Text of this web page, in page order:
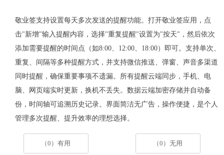
敬业签支持设置每天多次发送的提醒功能。打开敬业签应用，点
击"新增"输入提醒内容，选择"重复提醒"设置为"按天" ，然后依次
添加需要提醒的时间点（如8:00、 12:00、 18:00）即可。支持单次、
重复、间隔等多种提醒方式，并支持微信推送、弹窗、声音多渠道
同时提醒，确保重要事项不遗漏。所有提醒云端同步，手机、电
脑、网页端实时更新，换机不丢失。数据云端加密存储并自动备
份，时间轴可追溯历史记录。界面简洁无广告，操作便捷，是个人
管理多次提醒、提升效率的理想选择。
（0）有用 （0）无用